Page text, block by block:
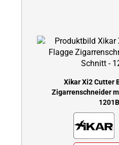
Xikar Xi2 Cutter
Zigarrenschneider